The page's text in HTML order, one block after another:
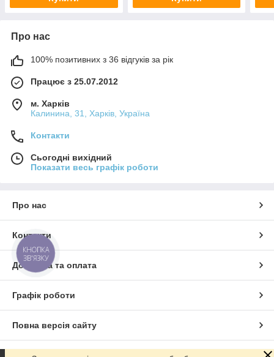
Про нас
100% позитивних з 36 відгуків за рік
Працює з 25.07.2012
м. Харків
Калинина, 31, Харків, Україна
Контакти
Сьогодні вихідний
Показати весь графік роботи
Про нас
Контакти
Доставка та оплата
Графік роботи
Повна версія сайту
КНОПКА
ЗВ'ЯЗКУ